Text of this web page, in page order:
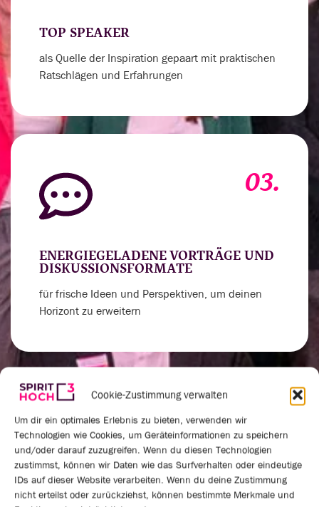
Cookie-Zustimmung verwalten
Um dir ein optimales Erlebnis zu bieten, verwenden wir
Technologien wie Cookies, um Geräteinformationen zu speichern
und/oder darauf zuzugreifen. Wenn du diesen Technologien
zustimmst, können wir Daten wie das Surfverhalten oder eindeutige
IDs auf dieser Website verarbeiten. Wenn du deine Zustimmung
nicht erteilst oder zurückziehst, können bestimmte Merkmale und
TOP SPEAKER
als Quelle der Inspiration gepaart mit praktischen
Ratschlägen und Erfahrungen
03.
ENERGIEGELADENE VORTRÄGE UND
DISKUSSIONSFORMATE
für frische Ideen und Perspektiven, um deinen
Horizont zu erweitern
04.
VERNETZUNGSRUNDEN UND
PRAXISAUSTAUSCH